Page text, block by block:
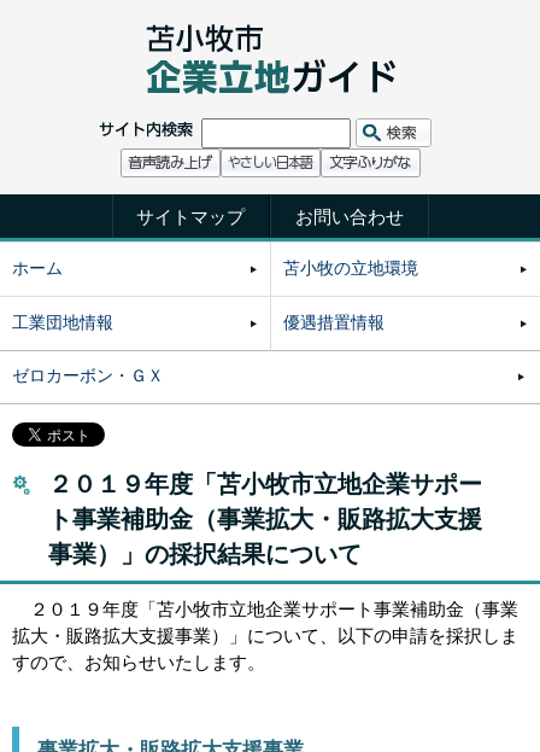
サイトマップ お問い合わせ
ホーム 苫小牧の立地環境
工業団地情報 優遇措置情報
ゼロカーボン・ＧＸ
２０１９年度「苫小牧市立地企業サポー
ト事業補助金（事業拡大・販路拡大支援
事業）」の採択結果について
２０１９年度「苫小牧市立地企業サポート事業補助金（事業
拡大・販路拡大支援事業）」について、以下の申請を採択しま
すので、お知らせいたします。